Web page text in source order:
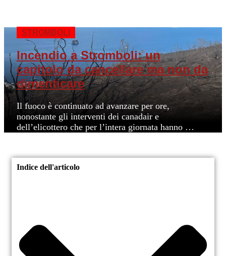
STROMBOLI
Incendio a Stromboli: un
capitolo da cancellare ma non da
dimenticare
Il fuoco è continuato ad avanzare per ore,
nonostante gli interventi dei canadair e
dell’elicottero che per l’intera giornata hanno …
Indice dell'articolo